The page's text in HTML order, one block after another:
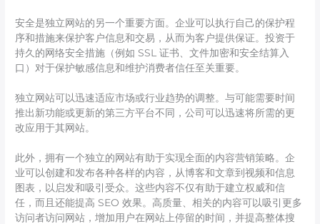
安全是独立网站的另一个重要方面。企业可以执行自己的保护程
序和措施来保护客户信息和交易，从而为客户提供保证。投资于
持久的网络安全措施（例如 SSL 证书、文件加密和安全结算入
口）对于保护敏感信息和维护消费者信任至关重要。
独立网站可以迅速适应市场或行业趋势的调整。与可能需要时间
推出新功能或更新的第三方平台不同，公司可以迅速将所需的更
改应用于其网站。
此外，拥有一个独立的网站有助于实现全面的内容营销策略。企
业可以创建和发布各种各样的内容，从博客和文章到视频和信息
图表，以启发和吸引受众。这些内容不仅有助于建立权威和信
任，而且还能提高 SEO 效果。高质量、相关的内容可以吸引更多
访问者访问网站，增加用户在网站上停留的时间，并提高整体搜